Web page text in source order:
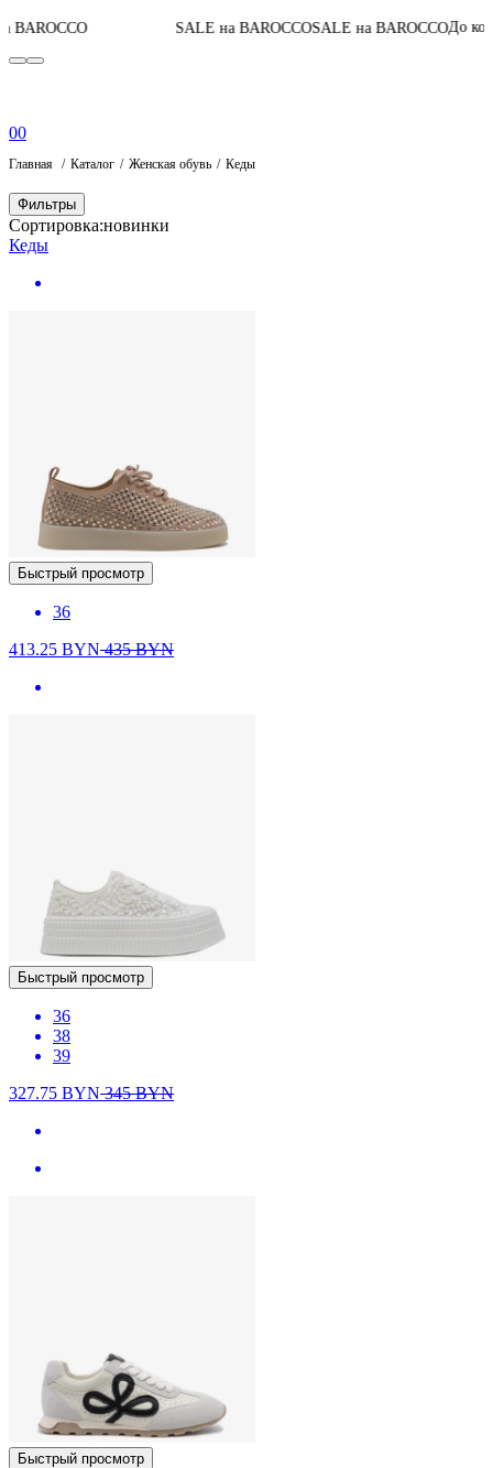
SALE на BAROCCO SALE на BAROCCO До конца акции05:
00
Главная Каталог Женская обувь Кеды
Фильтры
Сортировка:новинки
Кеды
Быстрый просмотр
36
413.25 BYN435BYN
Быстрый просмотр
36
38
39
327.75 BYN345BYN
Быстрый просмотр